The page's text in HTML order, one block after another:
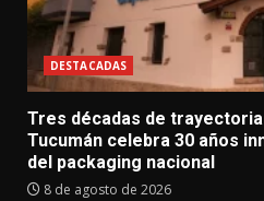
DESTACADAS
Tres décadas de
Tucumán celebra 30 años
del packaging nacional
8 de agosto de 2026